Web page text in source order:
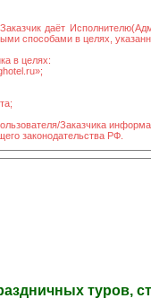
даёт
способами в целях,
в целях:
Заказчика
законодательства РФ.
туров,